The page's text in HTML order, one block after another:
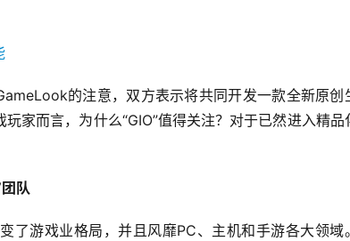
的注意，双方表示将共同开发一款全新原创
家而言，为什么“GIO”值得关注？对于已然进入精品
队
了游戏业格局，并且风靡PC、主机和手游各大领域